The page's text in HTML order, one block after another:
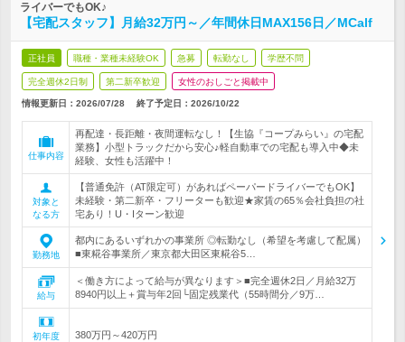
ライバーでもOK♪
【宅配スタッフ】月給32万円～／年間休日MAX156日／MCalf
正社員 職種・業種未経験OK 急募 転勤なし 学歴不問
完全週休2日制 第二新卒歓迎 女性のおしごと掲載中
情報更新日：2026/07/28 終了予定日： 2026/10/22
仕事内容
再配達・長距離・夜間運転なし！【生協『コープみらい』の宅配
業務】小型トラックだから安心♪軽自動車での宅配も導入中◆未
経験、女性も活躍中！
対象と
なる方
【普通免許（AT限定可）があればペーパードライバーでもOK】
未経験・第二新卒・フリーターも歓迎★家賃の65％会社負担の社
宅あり！U・Iターン歓迎
勤務地
都内にあるいずれかの事業所 ◎転勤なし（希望を考慮して配属）
■東糀谷事業所／東京都大田区東糀谷5…
給与
＜働き方によって給与が異なります＞■完全週休2日／月給32万
8940円以上＋賞与年2回└固定残業代（55時間分／9万…
初年度
380万円～420万円